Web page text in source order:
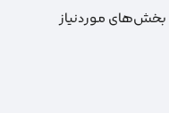
بخش‌های موردنیاز